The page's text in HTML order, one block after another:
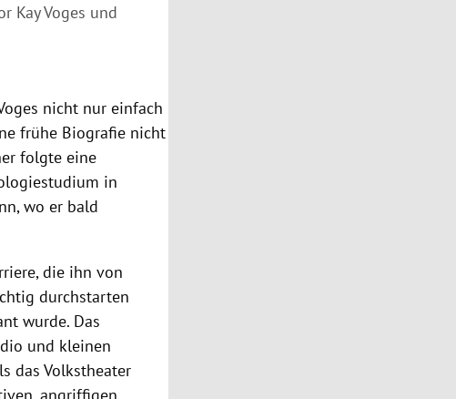
Kay Voges und
nicht nur einfach
frühe Biografie nicht
folgte eine
in
wo er bald
die ihn von
durchstarten
wurde. Das
und kleinen
dasVolkstheater
angriffigen,